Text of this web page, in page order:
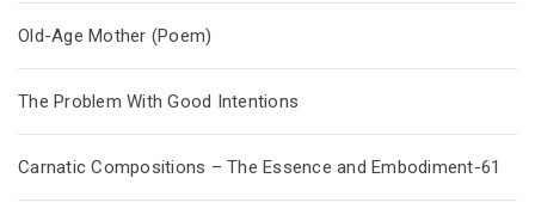
Old-Age Mother (Poem)
The Problem With Good Intentions
Carnatic Compositions – The Essence and Embodiment-61